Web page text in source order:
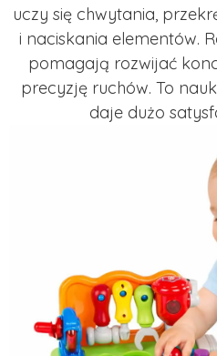
uczy się chwytania,
i naciskania elementów.
pomagają rozwijać
precyzję ruchów. To
daje dużo